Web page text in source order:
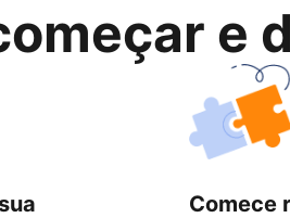
e
Comece